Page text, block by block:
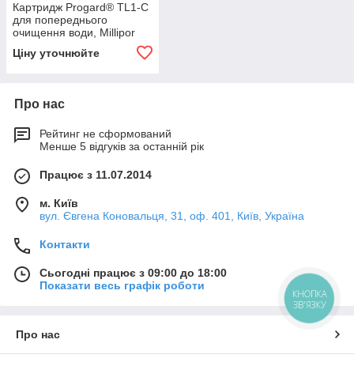
Картридж Progard® TL1-C
для попереднього
очищення води, Millipor
Ціну уточнюйте
Про нас
Рейтинг не сформований
Менше 5 відгуків за останній рік
Працює з 11.07.2014
м. Київ
вул. Євгена Коновальця, 31, оф. 401, Київ, Україна
Контакти
Сьогодні працює з 09:00 до 18:00
Показати весь графік роботи
Про нас
КНОПКА
ЗВ'ЯЗКУ